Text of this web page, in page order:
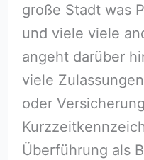
große Stadt was
und viele viele
angeht darüber
viele
oder
Überführung als